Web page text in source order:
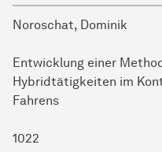
Noroschat, Dominik
Entwicklung einer
Hybridtätigkeiten im
Fahrens
1022